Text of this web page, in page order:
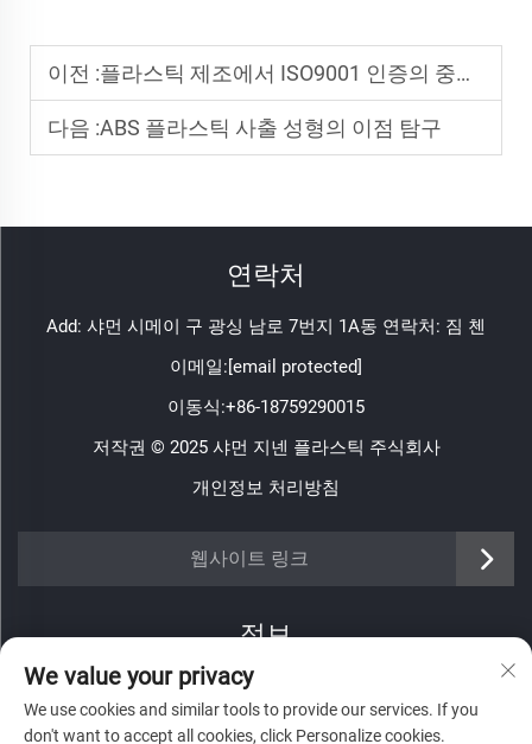
이전 :플라스틱 제조에서 ISO9001 인증의 중요성
다음 :ABS 플라스틱 사출 성형의 이점 탐구
연락처
Add: 샤먼 시메이 구 광싱 남로 7번지 1A동 연락처: 짐 첸
이메일: [email protected]
이동식:+86-18759290015
저작권 © 2025 샤먼 지넨 플라스틱 주식회사
개인정보 처리방침
웹사이트 링크
https://www.jinenplastic.com/service
https://www.jinenplastic.com/projects
정보
저희 주간 뉴스레터를 받으려면 가입하세요
We value your privacy
We use cookies and similar tools to provide our services. If you
don't want to accept all cookies, click Personalize cookies.